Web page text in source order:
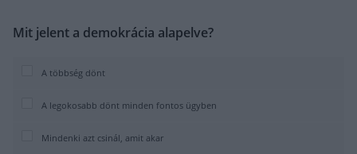
Mit jelent a demokrácia alapelve?
A többség dönt
A legokosabb dönt minden fontos ügyben
Mindenki azt csinál, amit akar